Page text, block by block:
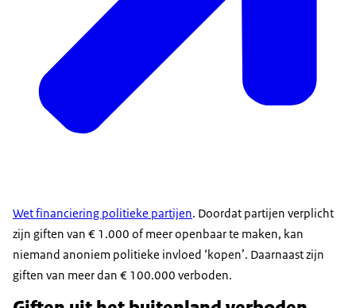
Wet financiering politieke partijen. Doordat partijen verplicht
zijn giften van € 1.000 of meer openbaar te maken, kan
niemand anoniem politieke invloed ‘kopen’. Daarnaast zijn
giften van meer dan € 100.000 verboden.